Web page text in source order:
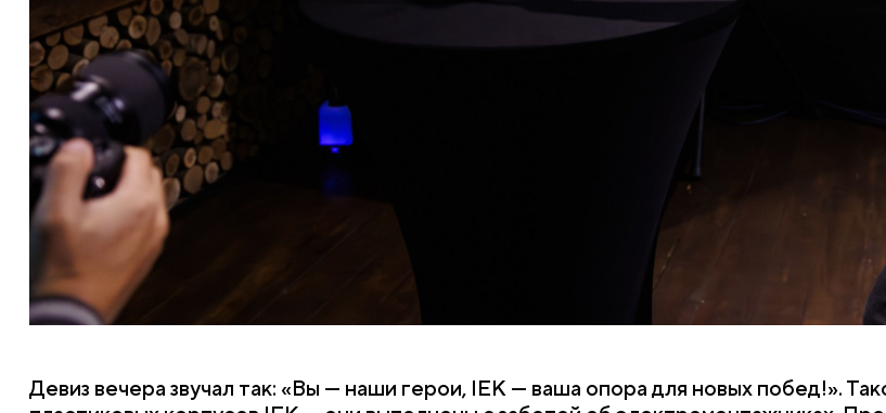
Девиз вечера звучал так: «Вы — наши герои, IEK — ваша опора для новых побед!».